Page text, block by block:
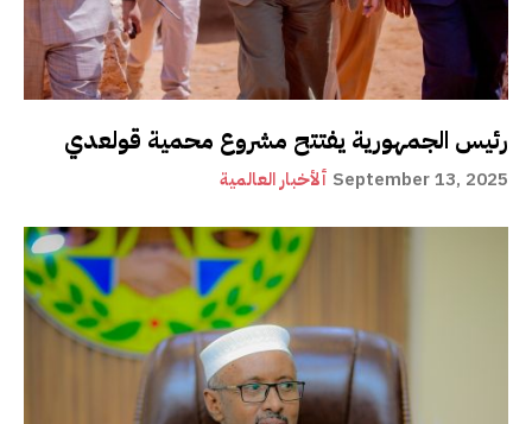
رئيس الجمهورية يفتتح مشروع محمية قولعدي
ألأخبار العالمية September 13, 2025